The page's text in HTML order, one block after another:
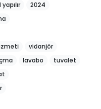
2024
vidanjör
lavabo
tuvalet